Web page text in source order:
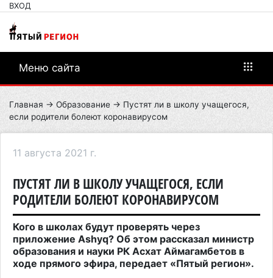
ВХОД
Меню сайта
Главная → Образование → Пустят ли в школу учащегося,
если родители болеют коронавирусом
11 августа 2021 г.
ПУСТЯТ ЛИ В ШКОЛУ УЧАЩЕГОСЯ, ЕСЛИ
РОДИТЕЛИ БОЛЕЮТ КОРОНАВИРУСОМ
Кого в школах будут проверять через
приложение Ashyq? Об этом рассказал министр
образования и науки РК Асхат Аймагамбетов в
ходе прямого эфира, передает «Пятый регион».